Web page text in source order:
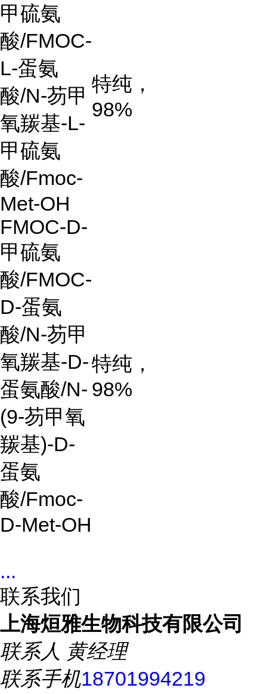
甲硫氨
酸/FMOC-
L-蛋氨
酸/N-芴甲
氧羰基-L-
甲硫氨
酸/Fmoc-
Met-OH
特纯，
98%
FMOC-D-
甲硫氨
酸/FMOC-
D-蛋氨
酸/N-芴甲
氧羰基-D-
蛋氨酸/N-
(9-芴甲氧
羰基)-D-
蛋氨
酸/Fmoc-
D-Met-OH
特纯，
98%
...
联系我们
上海烜雅生物科技有限公司
联系人 黄经理
联系手机18701994219